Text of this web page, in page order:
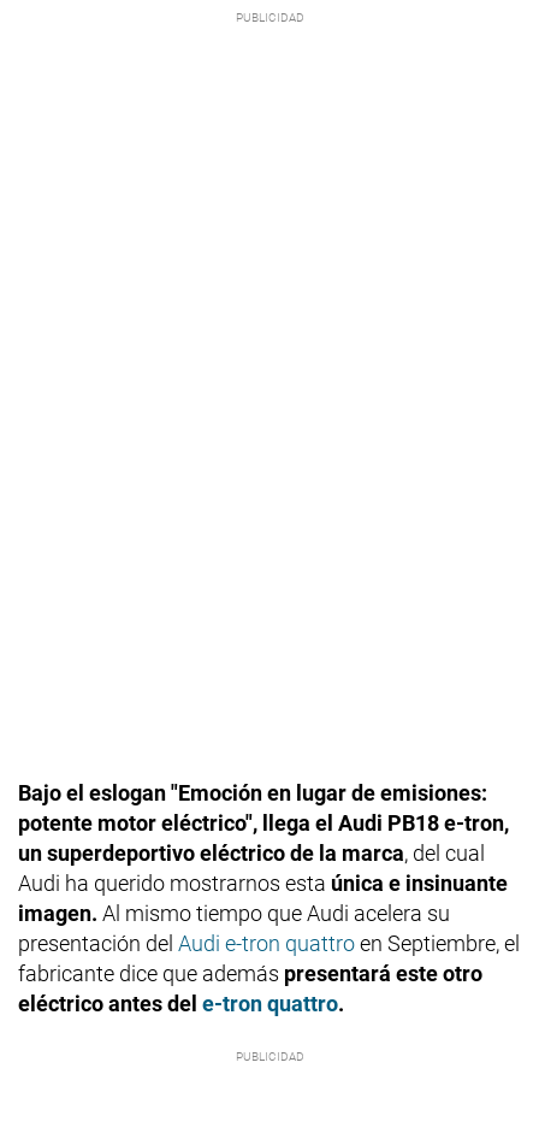
Bajo el eslogan "Emoción en lugar de emisiones:
potente motor eléctrico", llega el Audi PB18 e-tron,
un superdeportivo eléctrico de la marca, del cual
Audi ha querido mostrarnos esta única e insinuante
imagen. Al mismo tiempo que Audi acelera su
presentación del Audi e-tron quattroen Septiembre, el
fabricante dice que además presentará este otro
eléctrico antes del e-tron quattro.